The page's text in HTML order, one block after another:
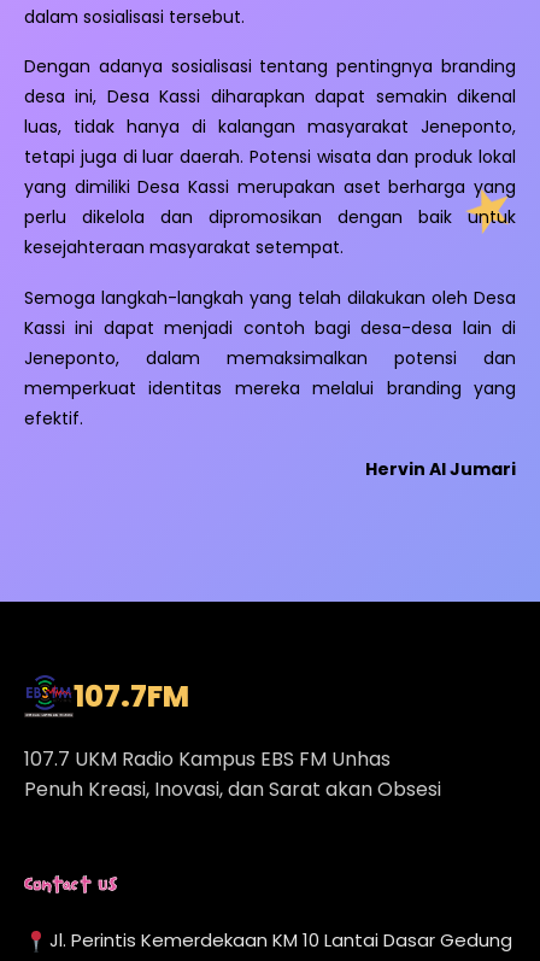
dalam sosialisasi tersebut.
Dengan adanya sosialisasi tentang pentingnya branding
desa ini, Desa Kassi diharapkan dapat semakin dikenal
luas, tidak hanya di kalangan masyarakat Jeneponto,
tetapi juga di luar daerah. Potensi wisata dan produk lokal
yang dimiliki Desa Kassi merupakan aset berharga yang
perlu dikelola dan dipromosikan dengan baik untuk
kesejahteraan masyarakat setempat.
Semoga langkah-langkah yang telah dilakukan oleh Desa
Kassi ini dapat menjadi contoh bagi desa-desa lain di
Jeneponto, dalam memaksimalkan potensi dan
memperkuat identitas mereka melalui branding yang
efektif.
Hervin Al Jumari
107.7FM
107.7 UKM Radio Kampus EBS FM Unhas
Penuh Kreasi, Inovasi, dan Sarat akan Obsesi
Contact Us
Jl. Perintis Kemerdekaan KM 10 Lantai Dasar Gedung